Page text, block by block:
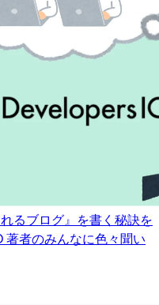
るブログ』を書く秘訣を
者のみんなに色々聞い